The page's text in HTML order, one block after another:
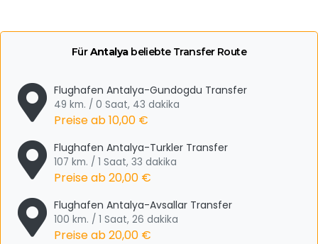
FürAntalyabeliebte Transfer Route
Flughafen Antalya-Gundogdu Transfer
49 km. / 0 Saat, 43 dakika
Preise ab10,00 €
Flughafen Antalya-Turkler Transfer
107 km. / 1 Saat, 33 dakika
Preise ab20,00 €
Flughafen Antalya-Avsallar Transfer
100 km. / 1 Saat, 26 dakika
Preise ab20,00 €